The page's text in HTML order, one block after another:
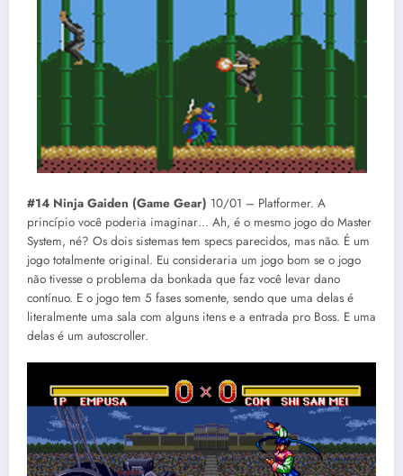
#14 Ninja Gaiden (Game Gear) 10/01 – Platformer. A
princípio você poderia imaginar… Ah, é o mesmo jogo do Master
System, né? Os dois sistemas tem specs parecidos, mas não. É um
jogo totalmente original. Eu consideraria um jogo bom se o jogo
não tivesse o problema da bonkada que faz você levar dano
contínuo. E o jogo tem 5 fases somente, sendo que uma delas é
literalmente uma sala com alguns itens e a entrada pro Boss. E uma
delas é um autoscroller.